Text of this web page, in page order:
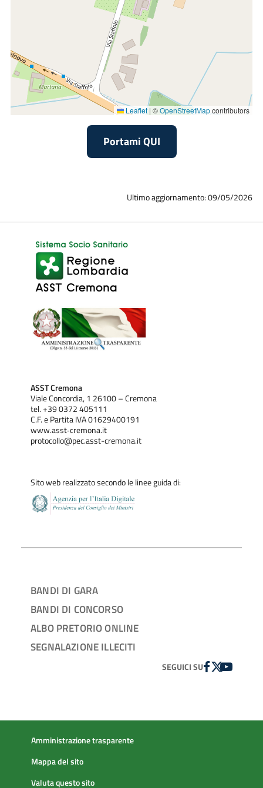
Leaflet | ©OpenStreetMapcontributors
Portami QUI
Ultimo aggiornamento: 09/05/2026
ASST Cremona
Viale Concordia, 1 26100 – Cremona
tel. +39 0372 405111
C.F. e Partita IVA 01629400191
www.asst‐cremona.it
protocollo@pec.asst-cremona.it
Sito web realizzato secondo le linee guida di:
BANDI DI GARA
BANDI DI CONCORSO
ALBO PRETORIO ONLINE
SEGNALAZIONE ILLECITI
SEGUICI SUFACEBOOK
TWITTER
YOUTUBE
Amministrazione trasparente
Mappa del sito
Valuta questo sito